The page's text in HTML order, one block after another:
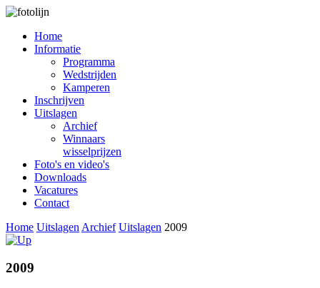
Home
Informatie
Programma
Wedstrijden
Kamperen
Inschrijven
Uitslagen
Archief
Winnaars
wisselprijzen
Foto's en video's
Downloads
Vacatures
Contact
Home Uitslagen Archief Uitslagen 2009
2009